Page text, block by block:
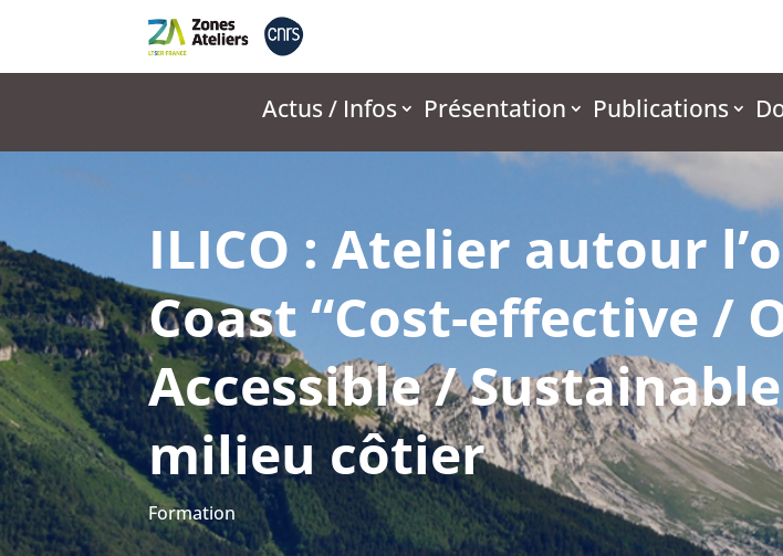
Actus / Infos Présentation Publications
ILICO : Atelier autour
Coast “Cost-effective /
Accessible /
milieu côtier
Formation